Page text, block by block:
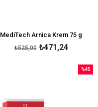
MediTech Arnica Krem 75 g
₺471,24
₺525,00
%45